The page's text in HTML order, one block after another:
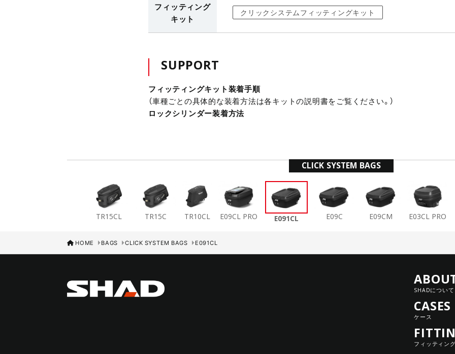
フィッティング
キット
クリックシステムフィッティングキット
SUPPORT
フィッティングキット装着手順
（車種ごとの具体的な装着方法は各キットの説明書をご覧ください。）
ロックシリンダー装着方法
CLICK SYSTEM BAGS
TR15CL TR15C TR10CL E09CL PRO E091CL E09C E09CM E03CL PRO
HOME BAGS CLICK SYSTEM BAGS E091CL
SHADについて
CASES
ケース
フィッティン